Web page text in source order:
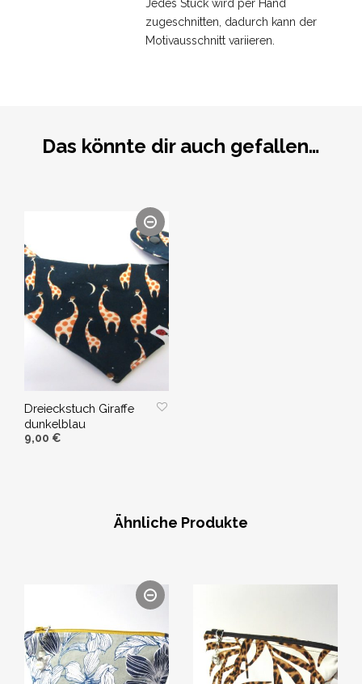
Jedes Stück wird per Hand
zugeschnitten, dadurch kann der
Motivausschnitt variieren.
Das könnte dir auch gefallen…
Dreieckstuch Giraffe
dunkelblau
9,00 €
Ähnliche Produkte